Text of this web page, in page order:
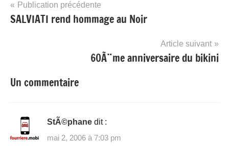
Navigation
de
Publication précédente
SALVIATI rend hommage au Noir
Article suivant
60Ã¨me anniversaire du bikini
Un commentaire
StÃ©phane dit :
mai 2, 2006 à 7:03 pm